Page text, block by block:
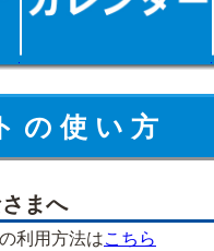
の 使 い 方
まへ
利用方法はこちら